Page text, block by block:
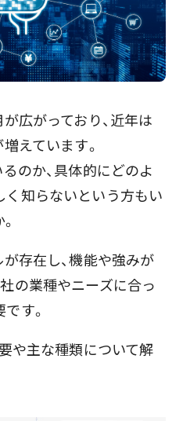
広がっており、近年は
えています。
のか、具体的にどのよ
知らないという方もい
存在し、機能や強みが
の業種やニーズに合っ
す。
や主な種類について解